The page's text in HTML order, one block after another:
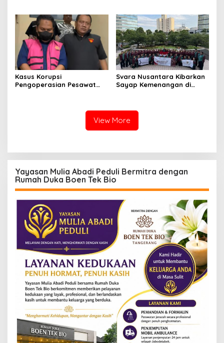
23
Sentuhan Kemanusiaan dan
Keberlanjutan
Kasus Korupsi
Pengoperasian Pesawat
Svara Nusantara Kibarkan
Sayap Kemenangan di
View More
Yayasan Mulia Abadi Peduli Bermitra dengan
Rumah Duka Boen Tek Bio